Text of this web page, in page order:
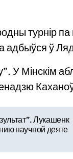
турнір
адбыўся ў
У Мінскім
Лукашенк
научной деяте